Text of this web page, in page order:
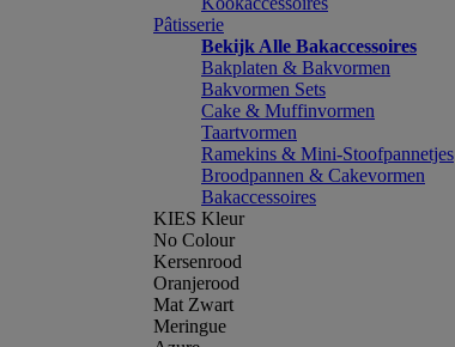
Pâtisserie
Bekijk Alle Bakaccessoires
Bakplaten & Bakvormen
Bakvormen Sets
Cake & Muffinvormen
Taartvormen
Ramekins & Mini-Stoofpannetjes
Broodpannen & Cakevormen
Bakaccessoires
KIES Kleur
No Colour
Kersenrood
Oranjerood
Mat Zwart
Meringue